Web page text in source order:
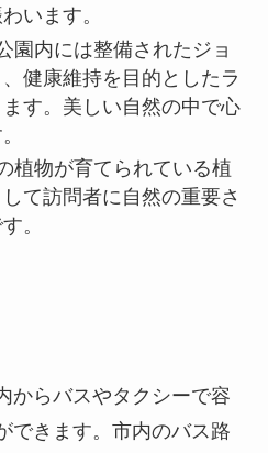
て訪問者に自然の重要さ
。
からバスやタクシーで容
ます。タクシーも手軽に
が発達しているため、他
良好です。